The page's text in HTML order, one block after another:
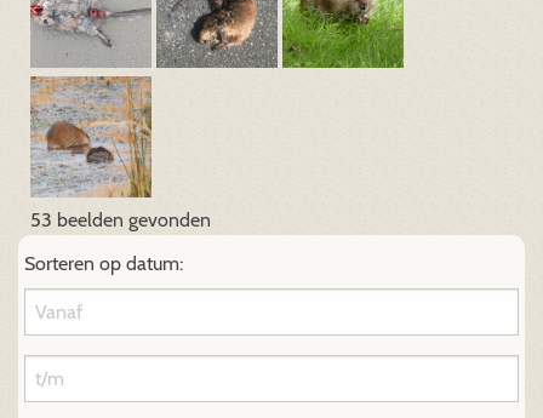
53 beelden gevonden
Sorteren op datum: